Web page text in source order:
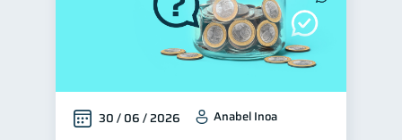
Educación Financiera 1
Mipymes 1
30 / 06 / 2026 Anabel Inoa